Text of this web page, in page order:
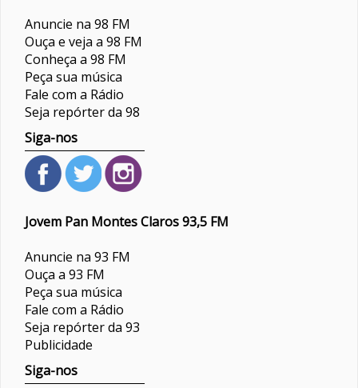
Anuncie na 98 FM
Ouça e veja a 98 FM
Conheça a 98 FM
Peça sua música
Fale com a Rádio
Seja repórter da 98
Siga-nos
Jovem Pan Montes Claros 93,5 FM
Anuncie na 93 FM
Ouça a 93 FM
Peça sua música
Fale com a Rádio
Seja repórter da 93
Publicidade
Siga-nos